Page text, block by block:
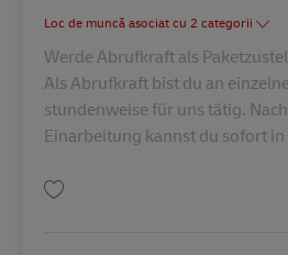
Loc de muncă asociat cu 2 categorii
Werde Abrufkraft als
Als Abrufkraft bist du an
stundenweise für uns tätig.
Einarbeitung kannst du sofort